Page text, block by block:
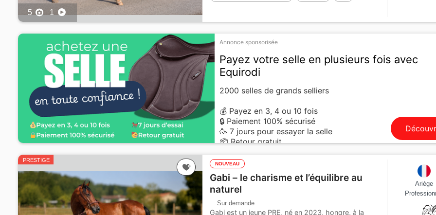
5 1
Annonce sponsorisée
Payez votre selle en plusieurs fois avec
Equirodi
2000 selles de grands selliers
💰 Payez en 3, 4 ou 10 fois
🔒 Paiement 100% sécurisé
🥳 7 jours pour essayer la selle
📦 Retour gratuit
PRESTIGE
NOUVEAU
Gabi – le charisme et l’équilibre au
naturel
Sur demande
Gabi est un jeune PRE, né en 2023, hongre, à la
Ariège